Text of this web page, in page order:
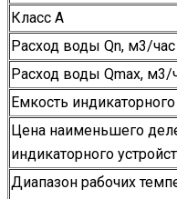
Класс А
Расход воды Qn, м3/час
Расход воды Qmax, м3/
Емкость
Цена наименьшего
индикаторного
Диапазон рабочих